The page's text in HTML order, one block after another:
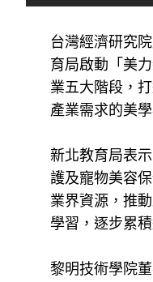
台灣經濟研究
育局啟動「美
業五大階段，
產業需求的美
新北教育局表
護及寵物美容
業界資源，推
學習，逐步累
黎明技術學院